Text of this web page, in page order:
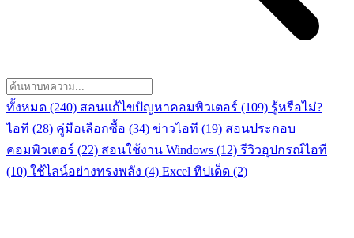
ทั้งหมด (240) สอนแก้ไขปัญหาคอมพิวเตอร์ (109) รู้หรือไม่?
ไอที (28) คู่มือเลือกซื้อ (34) ข่าวไอที (19) สอนประกอบ
คอมพิวเตอร์ (22) สอนใช้งาน Windows (12) รีวิวอุปกรณ์ไอที
(10) ใช้ไลน์อย่างทรงพลัง (4) Excel ทิปเด็ด (2)